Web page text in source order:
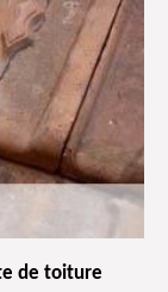
de toiture